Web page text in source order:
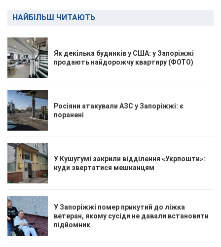
НАЙБІЛЬШ ЧИТАЮТЬ
Як декілька будинків у США: у Запоріжжі
продають найдорожчу квартиру (ФОТО)
Росіяни атакували АЗС у Запоріжжі: є
поранені
У Кушугумі закрили відділення «Укрпошти»:
куди звертатися мешканцям
У Запоріжжі помер прикутий до ліжка
ветеран, якому сусіди не давали встановити
підйомник